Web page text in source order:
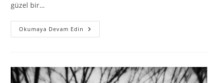
güzel bir…
Okumaya Devam Edin